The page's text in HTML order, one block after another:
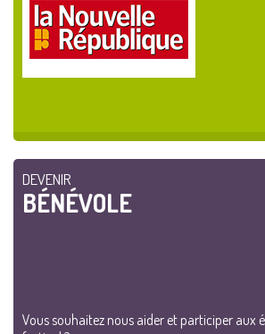
DEVENIR
BÉNÉVOLE
Vous souhaitez nous aider et participer aux